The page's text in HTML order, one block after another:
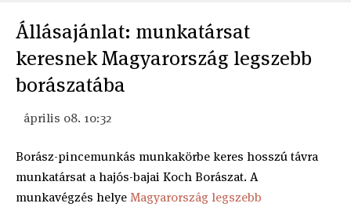
Állásajánlat: munkatársat
keresnek Magyarország legszebb
borászatába
április 08. 10:32
Borász-pincemunkás munkakörbe keres hosszú távra
munkatársat a hajós-bajai Koch Borászat. A
munkavégzés helyeMagyarország legszebb